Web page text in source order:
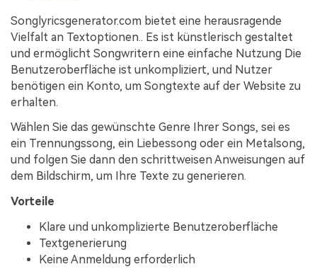
Songlyricsgenerator.com bietet eine herausragende
Vielfalt an Textoptionen.. Es ist künstlerisch gestaltet
und ermöglicht Songwritern eine einfache Nutzung Die
Benutzeroberfläche ist unkompliziert, und Nutzer
benötigen ein Konto, um Songtexte auf der Website zu
erhalten.
Wählen Sie das gewünschte Genre Ihrer Songs, sei es
ein Trennungssong, ein Liebessong oder ein Metalsong,
und folgen Sie dann den schrittweisen Anweisungen auf
dem Bildschirm, um Ihre Texte zu generieren.
Vorteile
Klare und unkomplizierte Benutzeroberfläche
Textgenerierung
Keine Anmeldung erforderlich